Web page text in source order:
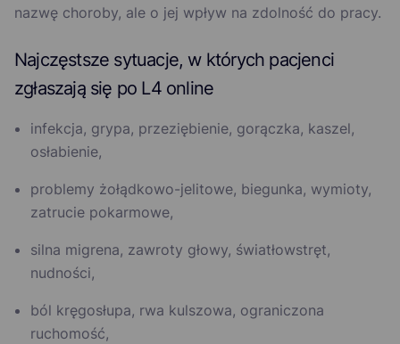
nazwę choroby, ale o jej wpływ na zdolność do pracy.
Najczęstsze sytuacje, w których pacjenci
zgłaszają się po L4 online
infekcja, grypa, przeziębienie, gorączka, kaszel,
osłabienie,
problemy żołądkowo-jelitowe, biegunka, wymioty,
zatrucie pokarmowe,
silna migrena, zawroty głowy, światłowstręt,
nudności,
ból kręgosłupa, rwa kulszowa, ograniczona
ruchomość,